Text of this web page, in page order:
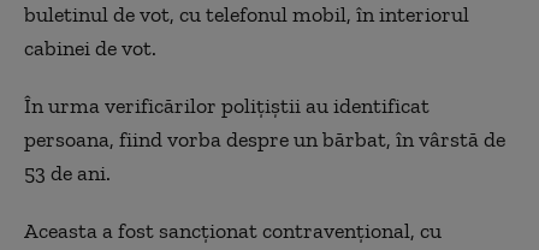
buletinul de vot, cu telefonul mobil, în interiorul
cabinei de vot.
În urma verificărilor polițiștii au identificat
persoana, fiind vorba despre un bărbat, în vârstă de
53 de ani.
Aceasta a fost sancționat contravențional, cu